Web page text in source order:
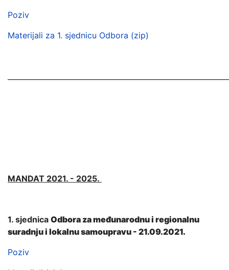
Poziv
Materijali za 1. sjednicu Odbora (zip)
MANDAT 2021. - 2025.
1. sjednica Odbora za međunarodnu i regionalnu
suradnju i lokalnu samoupravu - 21.09.2021.
Poziv